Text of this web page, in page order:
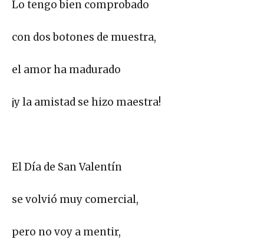
Lo tengo bien comprobado
con dos botones de muestra,
el amor ha madurado
¡y la amistad se hizo maestra!
El Día de San Valentín
se volvió muy comercial,
pero no voy a mentir,